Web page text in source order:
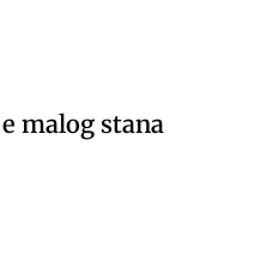
malog stana